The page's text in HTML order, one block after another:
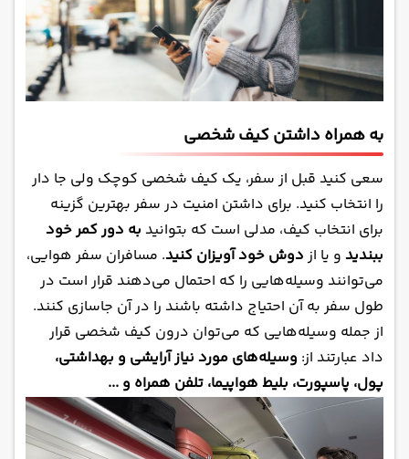
به همراه داشتن کیف شخصی
سعی کنید قبل از سفر، یک کیف شخصی کوچک ولی جا دار
را انتخاب کنید. برای داشتن امنیت در سفربهترین گزینه
برای انتخاب کیف، مدلی است که بتوانید به دور کمر خود
ببندید و یا ازدوش خود آویزان کنید. مسافران سفر هوایی،
می‌توانند وسیله‌هایی را که احتمال می‌دهند قرار است در
طول سفر به آن احتیاج داشته باشند را در آن جاسازی کنند.
از جمله وسیله‌هایی که می‌توان درون کیف شخصی قرار
داد عبارتند از: وسیله‌های مورد نیاز آرایشی و بهداشتی،
پول، پاسپورت، بلیط هواپیما، تلفن همراه و ...